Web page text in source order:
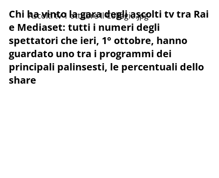
Ascolti tv 1 ottobre Il Collegio.jpg
Chi ha vinto la gara degli ascolti tv tra Rai
e Mediaset: tutti i numeri degli
spettatori che ieri, 1° ottobre, hanno
guardato uno tra i programmi dei
principali palinsesti, le percentuali dello
share